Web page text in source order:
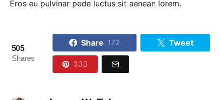
Eros eu pulvinar pede luctus sit aenean lorem.
505
Shares
Share 172 Tweet
333